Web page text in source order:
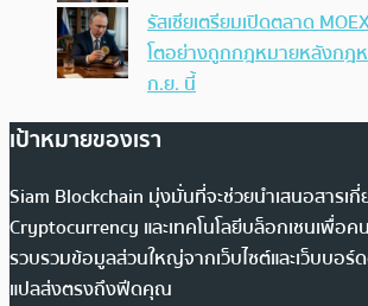
รัสเซียเตรียมเปิดตลาด
โตอย่างถูกกฎหมายหลังกฎห
ก.ย. นี้
เป้าหมายของเรา
Siam Blockchain มุ่งมั่นที่จะช่วยนำเสนอสารเ
Cryptocurrency และเทคโนโลยีบล็อกเชนเพื่อค
รวบรวมข้อมูลส่วนใหญ่จากเว็บไซต์และเว็บบอร์
แปลส่งตรงถึงฟีดคุณ